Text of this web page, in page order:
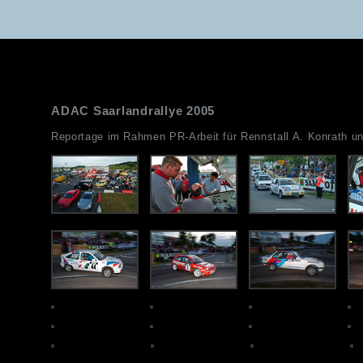
ADAC Saarlandrallye 2005
Reportage im Rahmen PR-Arbeit für Rennstall A. Konrath